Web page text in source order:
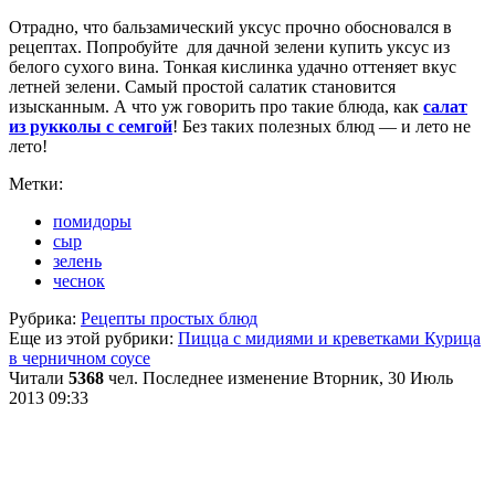
Отрадно, что бальзамический уксус прочно обосновался в
рецептах. Попробуйте для дачной зелени купить уксус из
белого сухого вина. Тонкая кислинка удачно оттеняет вкус
летней зелени. Самый простой салатик становится
изысканным. А что уж говорить про такие блюда, как салат
из рукколы с семгой! Без таких полезных блюд — и лето не
лето!
Метки:
помидоры
сыр
зелень
чеснок
Рубрика: Рецепты простых блюд
Еще из этой рубрики: Пицца с мидиями и креветками Курица
в черничном соусе
Читали 5368 чел. Последнее изменение Вторник, 30 Июль
2013 09:33